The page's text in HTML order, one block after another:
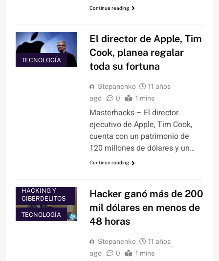
Continue reading
TECNOLOGÍA
El director de Apple, Tim
Cook, planea regalar
toda su fortuna
Stepanenko
11 años
ago
0 1 mins
Masterhacks – El director
ejecutivo de Apple, Tim Cook,
cuenta con un patrimonio de
120 millones de dólares y un…
Continue reading
HACKING Y
CIBERDELITOS
TECNOLOGÍA
Hacker ganó más de 200
mil dólares en menos de
48 horas
Stepanenko
11 años
ago
0 1 mins